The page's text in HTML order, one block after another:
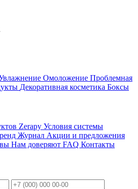
Омоложение Проблемная
Декоративная косметика Боксы
Zerapy Условия системы
Журнал Акции и предложения
Нам доверяют FAQ Контакты